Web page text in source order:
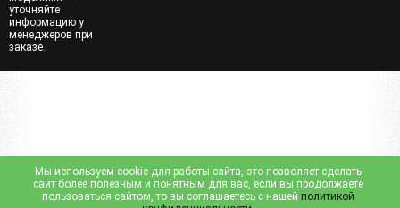
уточняйте
информацию у
менеджеров при
заказе.
Мы используем cookie для работы сайта, это позволяет сделать
сайт более полезным и понятным для вас, если вы продолжаете
пользоваться сайтом, то вы соглашаетесь с нашей политикой